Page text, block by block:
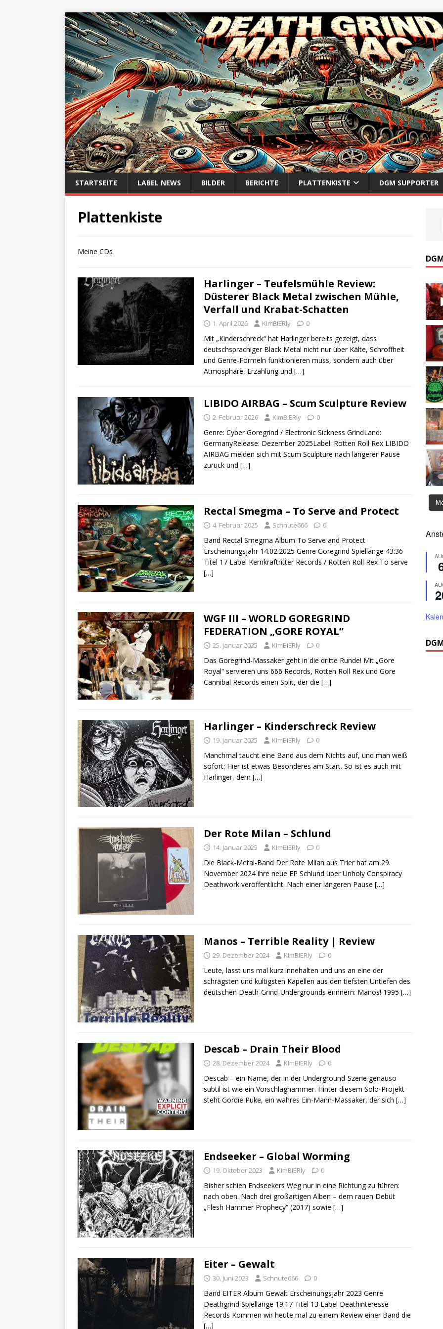
STARTSEITE LABEL NEWS BILDER BERICHTE PLATTENKISTE DGM SUPPORTER
Plattenkiste
Meine CDs
Harlinger – Teufelsmühle Review:
Düsterer Black Metal zwischen Mühle,
Verfall und Krabat-Schatten
1. April 2026 KImBIERly 0
Mit „Kinderschreck“ hat Harlinger bereits gezeigt, dass
deutschsprachiger Black Metal nicht nur über Kälte, Schroffheit
und Genre-Formeln funktionieren muss, sondern auch über
Atmosphäre, Erzählung und […]
LIBIDO AIRBAG – Scum Sculpture Review
2. Februar 2026 KImBIERly 0
Genre: Cyber Goregrind / Electronic Sickness GrindLand:
GermanyRelease: Dezember 2025Label: Rotten Roll Rex LIBIDO
AIRBAG melden sich mit Scum Sculpture nach längerer Pause
zurück und […]
Rectal Smegma – To Serve and Protect
4. Februar 2025 Schnute666 0
Band Rectal Smegma Album To Serve and Protect
Erscheinungsjahr 14.02.2025 Genre Goregrind Spiellänge 43:36
Titel 17 Label Kernkraftritter Records / Rotten Roll Rex To serve
[…]
WGF III – WORLD GOREGRIND
FEDERATION „GORE ROYAL“
25. Januar 2025 KImBIERly 0
Das Goregrind-Massaker geht in die dritte Runde! Mit „Gore
Royal“ servieren uns 666 Records, Rotten Roll Rex und Gore
Cannibal Records einen Split, der die […]
Harlinger – Kinderschreck Review
19. Januar 2025 KImBIERly 0
Manchmal taucht eine Band aus dem Nichts auf, und man weiß
sofort: Hier ist etwas Besonderes am Start. So ist es auch mit
Harlinger, dem […]
Der Rote Milan – Schlund
14. Januar 2025 KImBIERly 0
Die Black-Metal-Band Der Rote Milan aus Trier hat am 29.
November 2024 ihre neue EP Schlund über Unholy Conspiracy
Deathwork veröffentlicht. Nach einer längeren Pause […]
Manos – Terrible Reality | Review
29. Dezember 2024 KImBIERly 0
Leute, lasst uns mal kurz innehalten und uns an eine der
schrägsten und kultigsten Kapellen aus den tiefsten Untiefen des
deutschen Death-Grind-Undergrounds erinnern: Manos! 1995 […]
Descab – Drain Their Blood
28. Dezember 2024 KImBIERly 0
Descab – ein Name, der in der Underground-Szene genauso
subtil ist wie ein Vorschlaghammer. Hinter diesem Solo-Projekt
steht Gordie Puke, ein wahres Ein-Mann-Massaker, der sich […]
Endseeker – Global Worming
19. Oktober 2023 KImBIERly 0
Bisher schien Endseekers Weg nur in eine Richtung zu führen:
nach oben. Nach drei großartigen Alben – dem rauen Debüt
„Flesh Hammer Prophecy“ (2017) sowie […]
Eiter – Gewalt
30. Juni 2023 Schnute666 0
Band EITER Album Gewalt Erscheinungsjahr 2023 Genre
Deathgrind Spiellänge 19:17 Titel 13 Label Deathinteresse
Records Kommen wir heute mal zu einem Review einer Band die
[…]